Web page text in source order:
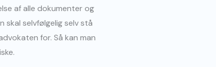
af alle dokumenter og
skal selvfølgelig selv stå
for. Så kan man